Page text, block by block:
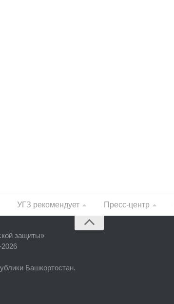
УГЗ рекомендует Пресс-центр
защиты»
Башкортостан.